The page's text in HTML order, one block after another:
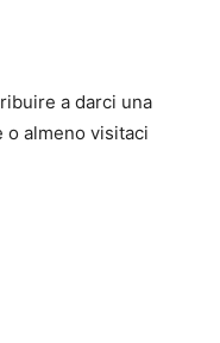
a darci una
o almeno visitaci